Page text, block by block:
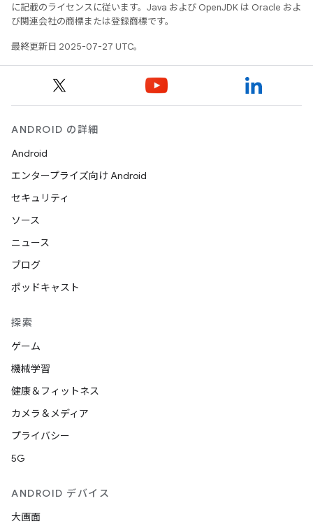
に記載のライセンスに従います。Java および OpenJDK は Oracle およ
び関連会社の商標または登録商標です。
最終更新日 2025-07-27 UTC。
ANDROID の詳細
Android
エンタープライズ向け Android
セキュリティ
ソース
ニュース
ブログ
ポッドキャスト
探索
ゲーム
機械学習
健康＆フィットネス
カメラ＆メディア
プライバシー
5G
ANDROID デバイス
大画面